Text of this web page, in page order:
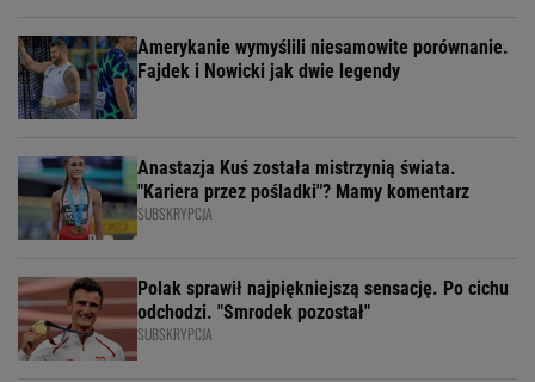
Amerykanie wymyślili niesamowite porównanie.
Fajdek i Nowicki jak dwie legendy
Anastazja Kuś została mistrzynią świata.
"Kariera przez pośladki"? Mamy komentarz
SUBSKRYPCJA
Polak sprawił najpiękniejszą sensację. Po cichu
odchodzi. "Smrodek pozostał"
SUBSKRYPCJA